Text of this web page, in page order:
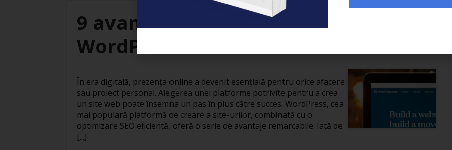
9 avantaje ale creării unui site în
WordPress
În era digitală, prezența online a devenit esențială pentru orice afacere
sau proiect personal. Alegerea unei platforme potrivite pentru a crea
un site web poate însemna un pas în plus către succes. WordPress, cea
mai populară platformă de creare a site-urilor, combinată cu o
optimizare SEO eficientă, oferă o serie de avantaje remarcabile. Iată de
[...]